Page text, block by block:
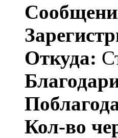
Откуда:
Кол-во